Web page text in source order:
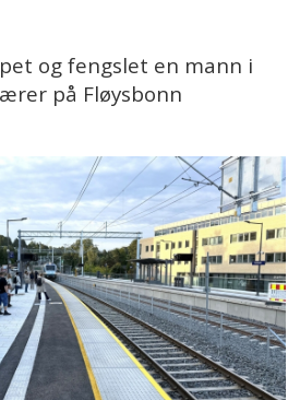
og fengslet en mann i
på Fløysbonn